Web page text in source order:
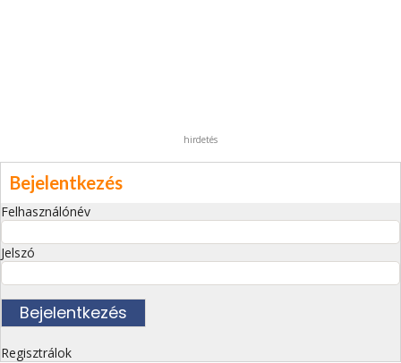
hirdetés
Bejelentkezés
Felhasználónév
Jelszó
Regisztrálok